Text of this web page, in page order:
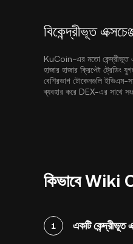
বিকেন্দ্রীভূত
KuCoin-এর মতো কেন্দ্রীভূত
হাজার হাজার ক্রিপ্টো ট্রেডিং
বেশিরভাগ টোকেনগুলি ইভিএম-
ব্যবহার করে DEX-এর সাথে
কিভাবে Wiki
1 একটি